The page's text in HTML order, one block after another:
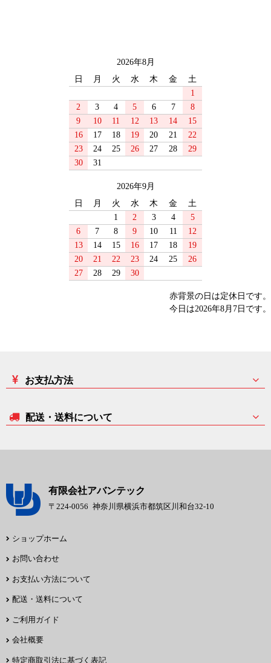
2026年8月
日
月 火 水 木 金
土
1
2
3 4 5 6 7
8
9
10 11 12 13 14
15
16
17 18 19 20 21
22
23
24 25 26 27 28
29
30
31
2026年9月
日
月 火 水 木 金
土
1
2 3 4
5
6
7 8 9 10 11
12
13
14 15 16 17 18
19
20
21 22 23 24 25
26
27
28 29 30
赤背景の日は定休日です。
今日は2026年8月7日です。
お支払方法
配送・送料について
有限会社アバンテック
〒224-0056 神奈川県横浜市都筑区川和台32-10
ショップホーム
お問い合わせ
お支払い方法について
配送・送料について
ご利用ガイド
会社概要
特定商取引法に基づく表記